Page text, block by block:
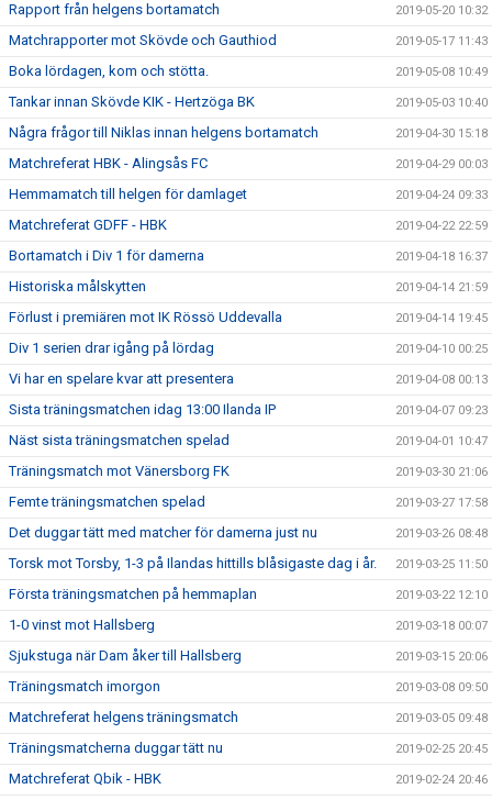
Rapport från helgens bortamatch 2019-05-20 10:32
Matchrapporter mot Skövde och Gauthiod 2019-05-17 11:43
Boka lördagen, kom och stötta. 2019-05-08 10:49
Tankar innan Skövde KIK - Hertzöga BK 2019-05-03 10:40
Några frågor till Niklas innan helgens bortamatch 2019-04-30 15:18
Matchreferat HBK - Alingsås FC 2019-04-29 00:03
Hemmamatch till helgen för damlaget 2019-04-24 09:33
Matchreferat GDFF - HBK 2019-04-22 22:59
Bortamatch i Div 1 för damerna 2019-04-18 16:37
Historiska målskytten 2019-04-14 21:59
Förlust i premiären mot IK Rössö Uddevalla 2019-04-14 19:45
Div 1 serien drar igång på lördag 2019-04-10 00:25
Vi har en spelare kvar att presentera 2019-04-08 00:13
Sista träningsmatchen idag 13:00 Ilanda IP 2019-04-07 09:23
Näst sista träningsmatchen spelad 2019-04-01 10:47
Träningsmatch mot Vänersborg FK 2019-03-30 21:06
Femte träningsmatchen spelad 2019-03-27 17:58
Det duggar tätt med matcher för damerna just nu 2019-03-26 08:48
Torsk mot Torsby, 1-3 på Ilandas hittills blåsigaste dag i år. 2019-03-25 11:50
Första träningsmatchen på hemmaplan 2019-03-22 12:10
1-0 vinst mot Hallsberg 2019-03-18 00:07
Sjukstuga när Dam åker till Hallsberg 2019-03-15 20:06
Träningsmatch imorgon 2019-03-08 09:50
Matchreferat helgens träningsmatch 2019-03-05 09:48
Träningsmatcherna duggar tätt nu 2019-02-25 20:45
Matchreferat Qbik - HBK 2019-02-24 20:46